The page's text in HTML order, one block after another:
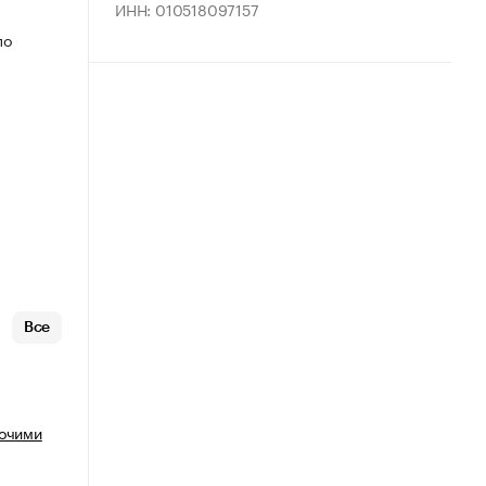
Все
ИНН: 010518097157